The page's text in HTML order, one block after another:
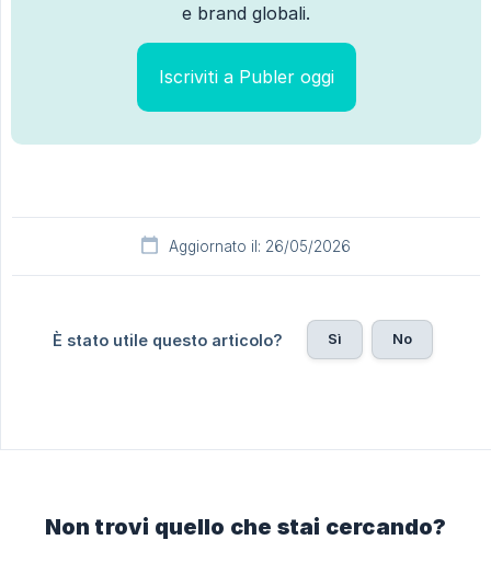
e brand globali.
Iscriviti a Publer oggi
Aggiornato il: 26/05/2026
È stato utile questo articolo? Sì No
Non trovi quello che stai cercando?